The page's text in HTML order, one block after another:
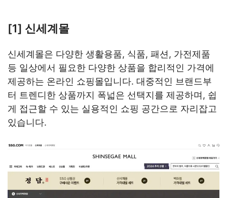
[1] 신세계몰
신세계몰은 다양한 생활용품, 식품, 패션, 가전제품
등 일상에서 필요한 다양한 상품을 합리적인 가격에
제공하는 온라인 쇼핑몰입니다. 대중적인 브랜드부
터 트렌디한 상품까지 폭넓은 선택지를 제공하며, 쉽
게 접근할 수 있는 실용적인 쇼핑 공간으로 자리잡고
있습니다.